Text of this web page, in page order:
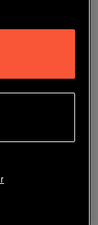
med høy
Dette whey-
Med sin rene
for deg som vil
myseproteinisolat.
høy renhet og
en jevn shake